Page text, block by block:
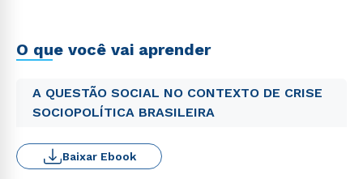
O que você vai aprender
A QUESTÃO SOCIAL NO CONTEXTO DE CRISE
SOCIOPOLÍTICA BRASILEIRA
Baixar Ebook